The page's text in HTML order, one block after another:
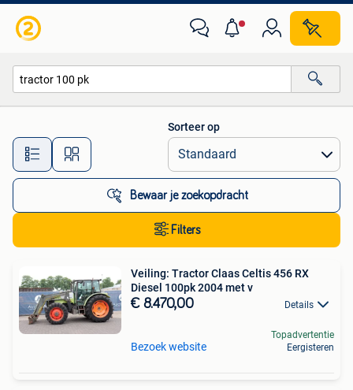
Alle afstanden…
Sorteer op
Bewaar je zoekopdracht
Filters
Veiling: Tractor Claas Celtis 456 RX
Diesel 100pk 2004 met v
€ 8.470,00 Details
Bezoek website
Topadvertentie
Eergisteren